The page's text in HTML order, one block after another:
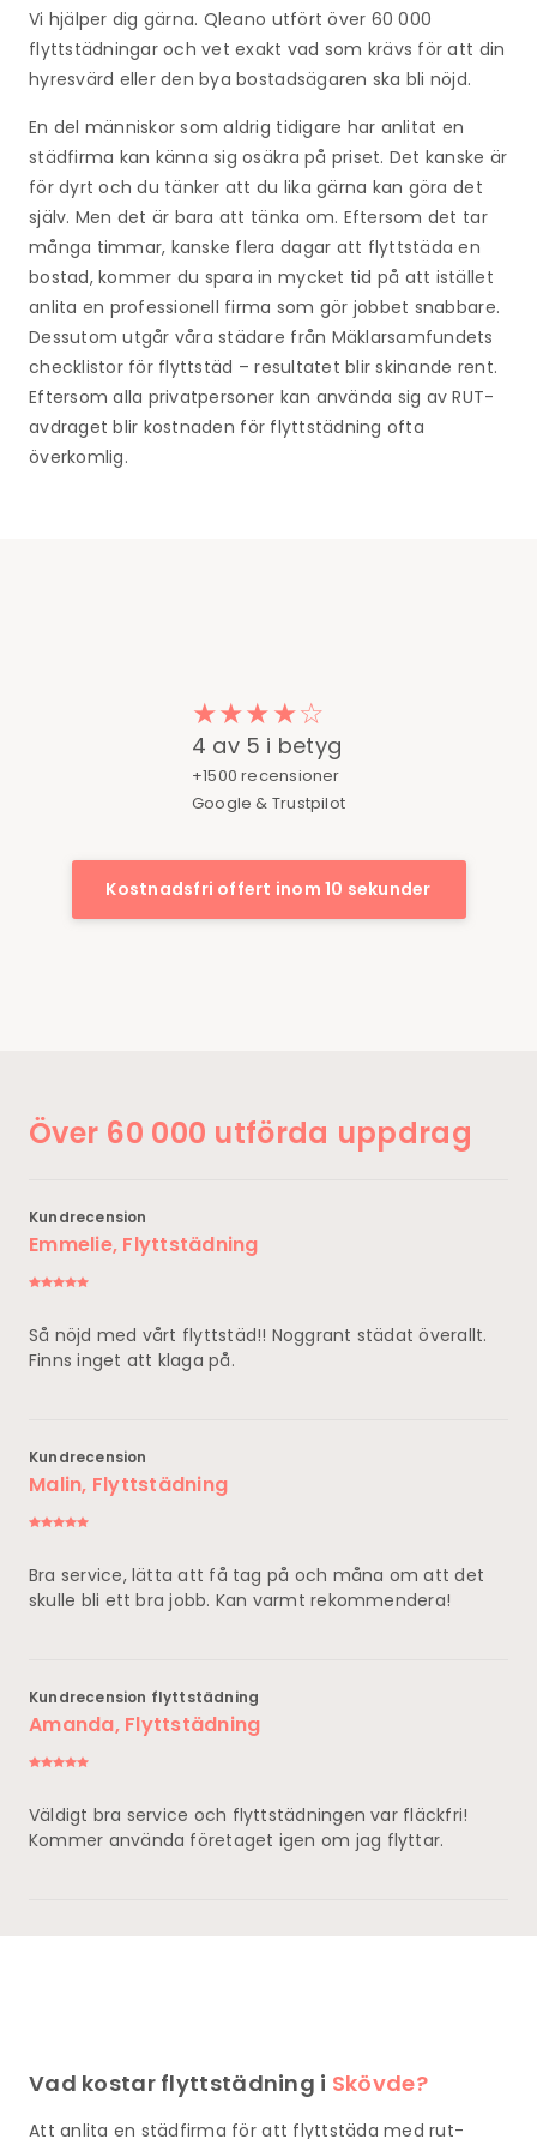
Vi hjälper dig gärna. Qleano utfört över 60 000
flyttstädningar och vet exakt vad som krävs för att din
hyresvärd eller den bya bostadsägaren ska bli nöjd.
En del människor som aldrig tidigare har anlitat en
städfirma kan känna sig osäkra på priset. Det kanske är
för dyrt och du tänker att du lika gärna kan göra det
själv. Men det är bara att tänka om. Eftersom det tar
många timmar, kanske flera dagar att flyttstäda en
bostad, kommer du spara in mycket tid på att istället
anlita en professionell firma som gör jobbet snabbare.
Dessutom utgår våra städare från Mäklarsamfundets
checklistor för flyttstäd – resultatet blir skinande rent.
Eftersom alla privatpersoner kan använda sig av RUT-
avdraget blir kostnaden för flyttstädning ofta
överkomlig.
★★★★☆
4 av 5 i betyg
+1500 recensioner
Google & Trustpilot
Kostnadsfri offert inom 10 sekunder
Över 60 000 utförda uppdrag
Kundrecension
Emmelie, Flyttstädning
Så nöjd med vårt flyttstäd!! Noggrant städat överallt.
Finns inget att klaga på.
Kundrecension
Malin, Flyttstädning
Bra service, lätta att få tag på och måna om att det
skulle bli ett bra jobb. Kan varmt rekommendera!
Kundrecension flyttstädning
Amanda, Flyttstädning
Väldigt bra service och flyttstädningen var fläckfri!
Kommer använda företaget igen om jag flyttar.
Vad kostar flyttstädning i Skövde?
Att anlita en städfirma för att flyttstäda med rut-